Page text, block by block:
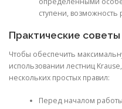
ступени, возможность
Практические
Чтобы обеспечить
использовании лестниц
нескольких простых правил:
Перед началом